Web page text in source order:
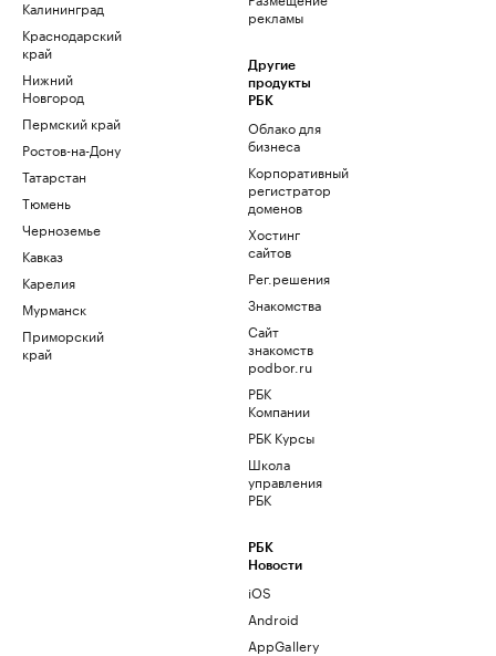
Калининград
Краснодарский
край
Нижний
Новгород
Пермский край
Ростов-на-Дону
Татарстан
Тюмень
Черноземье
Кавказ
Карелия
Мурманск
Приморский
край
рекламы
Другие
продукты
РБК
Облако для
бизнеса
Корпоративный
регистратор
доменов
Хостинг
сайтов
Рег.решения
Знакомства
Сайт
знакомств
podbor.ru
РБК
Компании
РБК Курсы
Школа
управления
РБК
РБК
Новости
iOS
Android
AppGallery